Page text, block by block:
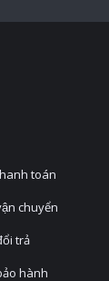
toán
chuyển
trả
hành